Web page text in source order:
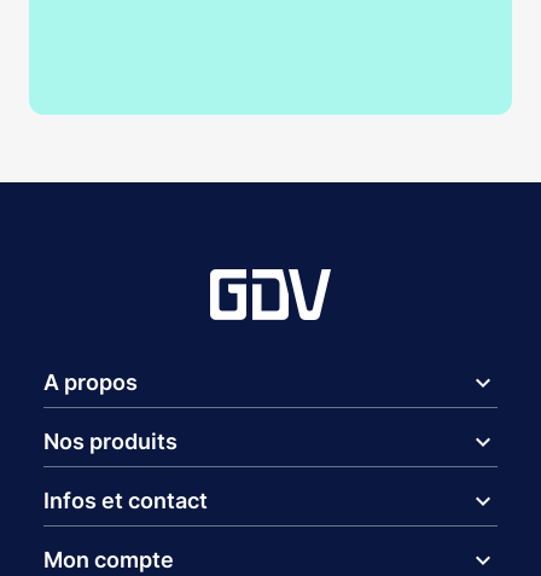
A propos expand_more
Nos produits expand_more
Infos et contact expand_more
Mon compte expand_more